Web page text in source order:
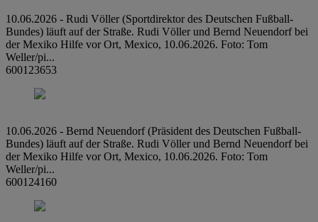
10.06.2026 - Rudi Völler (Sportdirektor des Deutschen Fußball-
Bundes) läuft auf der Straße. Rudi Völler und Bernd Neuendorf bei
der Mexiko Hilfe vor Ort, Mexico, 10.06.2026. Foto: Tom
Weller/pi...
600123653
10.06.2026 - Bernd Neuendorf (Präsident des Deutschen Fußball-
Bundes) läuft auf der Straße. Rudi Völler und Bernd Neuendorf bei
der Mexiko Hilfe vor Ort, Mexico, 10.06.2026. Foto: Tom
Weller/pi...
600124160